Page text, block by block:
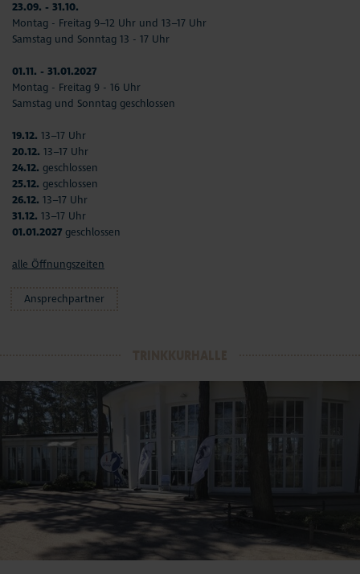
23.09. - 31.10.
Montag - Freitag 9–12 Uhr und 13–17 Uhr
Samstag und Sonntag 13 - 17 Uhr
01.11. - 31.01.2027
Montag - Freitag 9 - 16 Uhr
Samstag und Sonntag geschlossen
19.12. 13–17 Uhr
20.12. 13–17 Uhr
24.12. geschlossen
25.12. geschlossen
26.12. 13–17 Uhr
31.12. 13–17 Uhr
01.01.2027 geschlossen
alle Öffnungszeiten
Ansprechpartner